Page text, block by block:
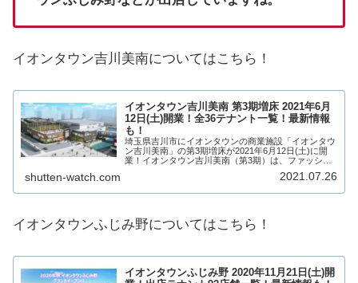
イオンタウン吉川美南についてはこちら！
イオンタウン吉川美南 第3期増床 2021年6月
12日(土)開業！全36テナント一覧！最新情報
も！
埼玉県吉川市にイオンタウンの商業施設「イオンタウ
ン吉川美南」の第3期増床が2021年6月12日(土)に開
業！イオンタウン吉川美南（第3期）は、ファッショ
ン、物販、飲食店、サービス店など36店舗が出店！ま
た、アクアイグニス埼玉も進出！テナント...
shutten-watch.com 2021.07.26
イオンタウンふじみ野についてはこちら！
イオンタウンふじみ野 2020年11月21日(土)開